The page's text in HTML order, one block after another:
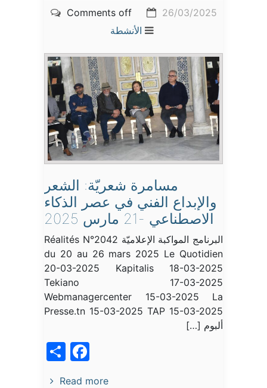
26/03/2025
Comments off
الأنشطة
مسامرة شعريّة: الشعر
والإبداع الفني في عصر الذكاء
الاصطناعي -21 مارس 2025
البرنامج المواكبة الإعلاميّة Réalités N°2042
du 20 au 26 mars 2025 Le Quotidien
20-03-2025 Kapitalis 18-03-2025
Tekiano 17-03-2025
Webmanagercenter 15-03-2025 La
Presse.tn 15-03-2025 TAP 15-03-2025
ألبوم […]
Read more